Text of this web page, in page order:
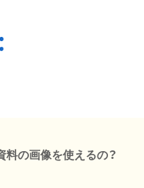
料の画像を使えるの？